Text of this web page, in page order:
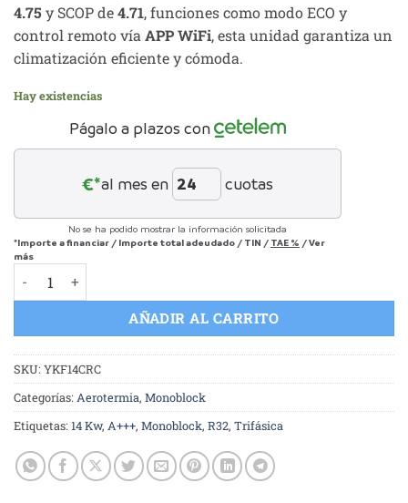
4.75 y SCOP de4.71, funciones como modo ECO y
control remoto vía APP WiFi, esta unidad garantiza un
climatización eficiente y cómoda.
Hay existencias
Págalo a plazos con
€*al mes en cuotas
No se ha podido mostrar la información solicitada
*Importe a financiar / Importe total adeudado / TIN / TAE % /Ver
más
YORK YKF14CRC: Aerotermia Monoblock de Alta Eficiencia
AÑADIR AL CARRITO
SKU:YKF14CRC
Categorías:Aerotermia, Monoblock
Etiquetas:14 Kw, A+++, Monoblock, R32, Trifásica